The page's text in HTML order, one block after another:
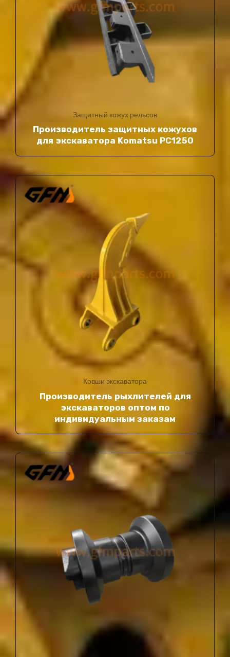
Защитный кожух рельсов
Производитель защитных кожухов
для экскаватора Komatsu PC1250
Ковши экскаватора
Производитель рыхлителей для
экскаваторов оптом по
индивидуальным заказам